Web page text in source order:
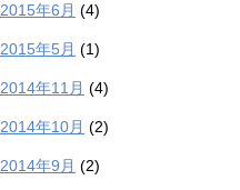
2015年6月 (4)
2015年5月 (1)
2014年11月 (4)
2014年10月 (2)
2014年9月 (2)